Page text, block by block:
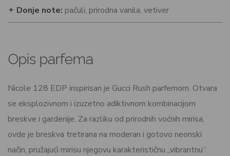
✦ Donje note: pačuli, prirodna vanila, vetiver
Opis parfema
Nicole 128 EDP inspirisan je Gucci Rush parfemom. Otvara
se eksplozivnom i izuzetno adiktivnom kombinacijom
breskve i gardenije. Za razliku od prirodnih voćnih mirisa,
ovde je breskva tretirana na moderan i gotovo neonski
način, pružajući mirisu njegovu karakterističnu „vibrantnu“